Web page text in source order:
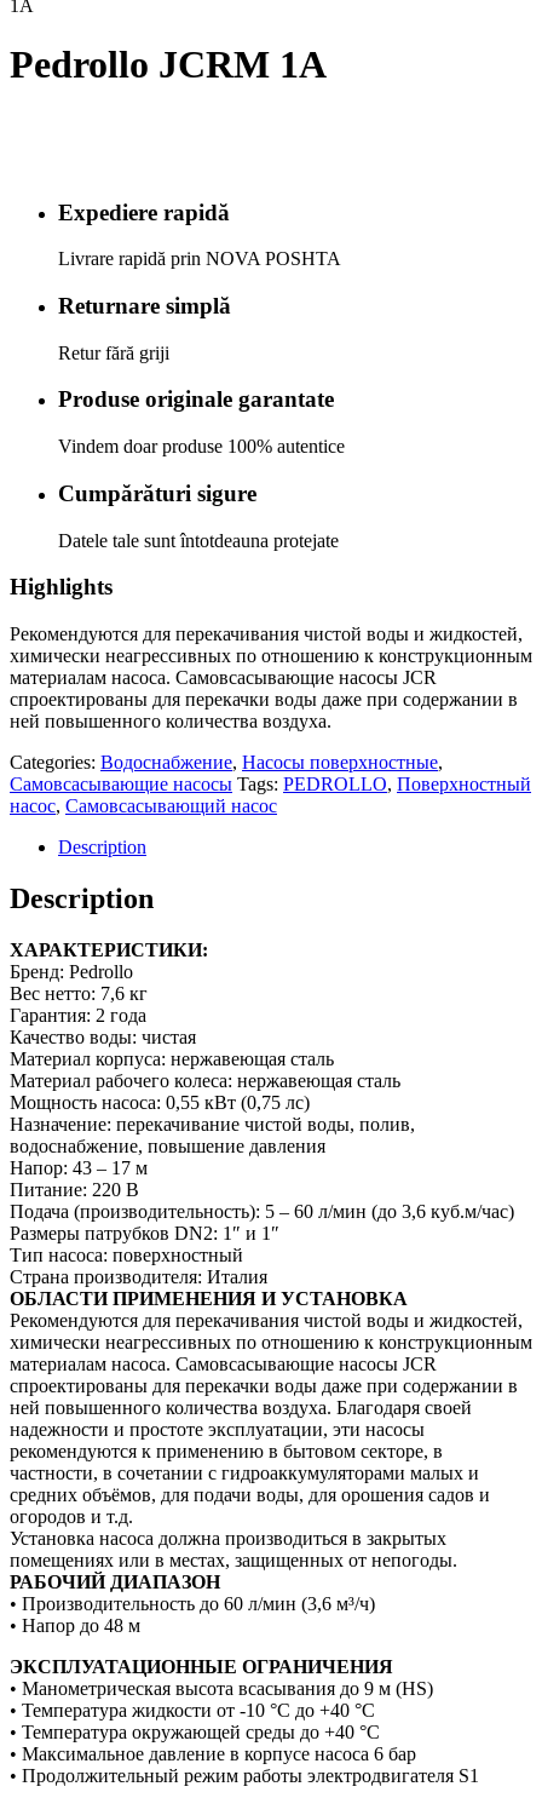
1A
Pedrollo JCRM 1A
Expediere rapidă
Livrare rapidă prin NOVA POSHTA
Returnare simplă
Retur fără griji
Produse originale garantate
Vindem doar produse 100% autentice
Cumpărături sigure
Datele tale sunt întotdeauna protejate
Highlights
Рекомендуются для перекачивания чистой воды и жидкостей,
химически неагрессивных по отношению к конструкционным
материалам насоса. Самовсасывающие насосы JCR
спроектированы для перекачки воды даже при содержании в
ней повышенного количества воздуха.
Categories: Водоснабжение, Насосы поверхностные,
Самовсасывающие насосы Tags: PEDROLLO, Поверхностный
насос, Самовсасывающий насос
Description
Description
ХАРАКТЕРИСТИКИ:
Бренд: Pedrollo
Вес нетто: 7,6 кг
Гарантия: 2 года
Качество воды: чистая
Материал корпуса: нержавеющая сталь
Материал рабочего колеса: нержавеющая сталь
Мощность насоса: 0,55 кВт (0,75 лс)
Назначение: перекачивание чистой воды, полив,
водоснабжение, повышение давления
Напор: 43 – 17 м
Питание: 220 В
Подача (производительность): 5 – 60 л/мин (до 3,6 куб.м/час)
Размеры патрубков DN2: 1″ и 1″
Тип насоса: поверхностный
Страна производителя: Италия
ОБЛАСТИ ПРИМЕНЕНИЯ И УСТАНОВКА
Рекомендуются для перекачивания чистой воды и жидкостей,
химически неагрессивных по отношению к конструкционным
материалам насоса. Самовсасывающие насосы JCR
спроектированы для перекачки воды даже при содержании в
ней повышенного количества воздуха. Благодаря своей
надежности и простоте эксплуатации, эти насосы
рекомендуются к применению в бытовом секторе, в
частности, в сочетании с гидроаккумуляторами малых и
средних объёмов, для подачи воды, для орошения садов и
огородов и т.д.
Установка насоса должна производиться в закрытых
помещениях или в местах, защищенных от непогоды.
РАБОЧИЙ ДИАПАЗОН
• Производительность до 60 л/мин (3,6 м³/ч)
• Напор до 48 м
ЭКСПЛУАТАЦИОННЫЕ ОГРАНИЧЕНИЯ
• Манометрическая высота всасывания до 9 м (HS)
• Температура жидкости от -10 °C до +40 °C
• Температура окружающей среды до +40 °C
• Максимальное давление в корпусе насоса 6 бар
• Продолжительный режим работы электродвигателя S1